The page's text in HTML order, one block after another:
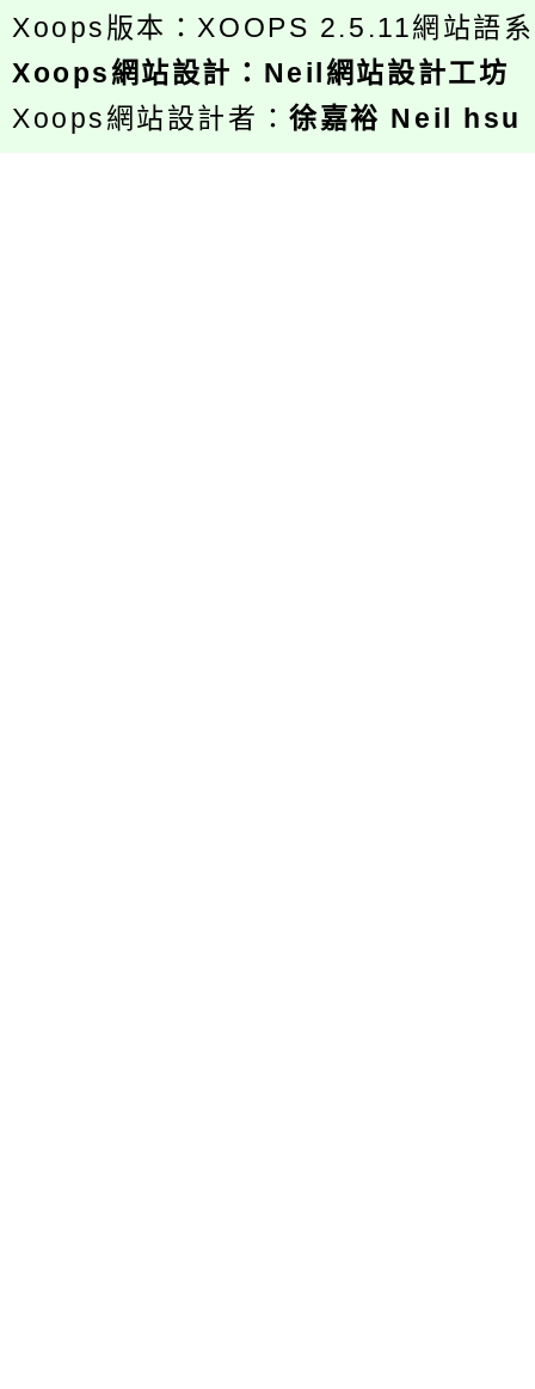
Xoops版本： XOOPS 2.5.11網站語
Xoops網站設計 ： Neil網站設計工坊
Xoops網站設計者：徐嘉裕 Neil hsu